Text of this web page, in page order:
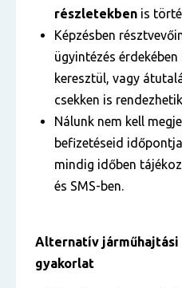
részletekben is
Képzésben
ügyintézés érdekében
keresztül, vagy
csekken is
Nálunk nem kell
befizetéseid
mindig időben
és SMS-ben.
Alternatív járműhajtási
gyakorlat